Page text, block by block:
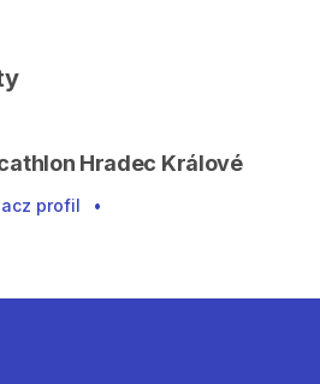
Hradec Králové
profil •